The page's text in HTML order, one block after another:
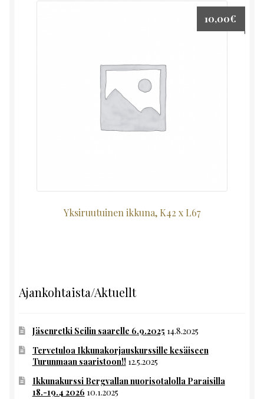
Yksiruutuinen ikkuna, K42 x L67
10,00€
Ajankohtaista/Aktuellt
Jäsenretki Seilin saarelle 6.9.2025 14.8.2025
Tervetuloa Ikkunakorjauskurssille kesäiseen
Turunmaan saaristoon!! 12.5.2025
Ikkunakurssi Bergvallan nuorisotalolla Paraisilla
18.-19.4 2026 10.1.2025